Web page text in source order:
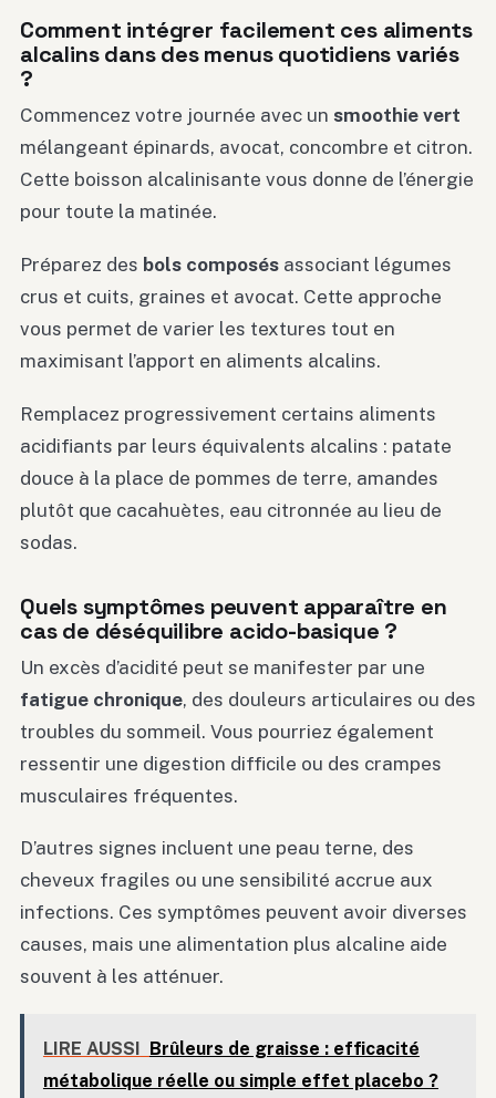
Comment intégrer facilement ces aliments
alcalins dans des menus quotidiens variés
?
Commencez votre journée avec un smoothie vert
mélangeant épinards, avocat, concombre et citron.
Cette boisson alcalinisante vous donne de l’énergie
pour toute la matinée.
Préparez des bols composés associant légumes
crus et cuits, graines et avocat. Cette approche
vous permet de varier les textures tout en
maximisant l’apport en aliments alcalins.
Remplacez progressivement certains aliments
acidifiants par leurs équivalents alcalins : patate
douce à la place de pommes de terre, amandes
plutôt que cacahuètes, eau citronnée au lieu de
sodas.
Quels symptômes peuvent apparaître en
cas de déséquilibre acido-basique ?
Un excès d’acidité peut se manifester par une
fatigue chronique, des douleurs articulaires ou des
troubles du sommeil. Vous pourriez également
ressentir une digestion difficile ou des crampes
musculaires fréquentes.
D’autres signes incluent une peau terne, des
cheveux fragiles ou une sensibilité accrue aux
infections. Ces symptômes peuvent avoir diverses
causes, mais une alimentation plus alcaline aide
souvent à les atténuer.
LIRE AUSSI Brûleurs de graisse : efficacité
métabolique réelle ou simple effet placebo ?